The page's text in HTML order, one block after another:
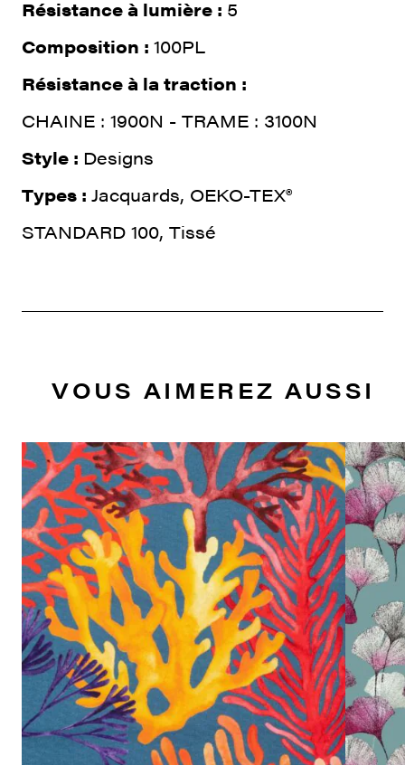
Résistance à lumière : 5
Composition : 100PL
Résistance à la traction :
CHAINE : 1900N - TRAME : 3100N
Style : Designs
Types : Jacquards, OEKO-TEX®
STANDARD 100, Tissé
VOUS AIMEREZ AUSSI